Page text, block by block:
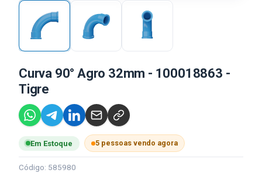
Curva 90° Agro 32mm - 100018863 -
Tigre
Em Estoque 5 pessoas vendo agora
Código: 585980